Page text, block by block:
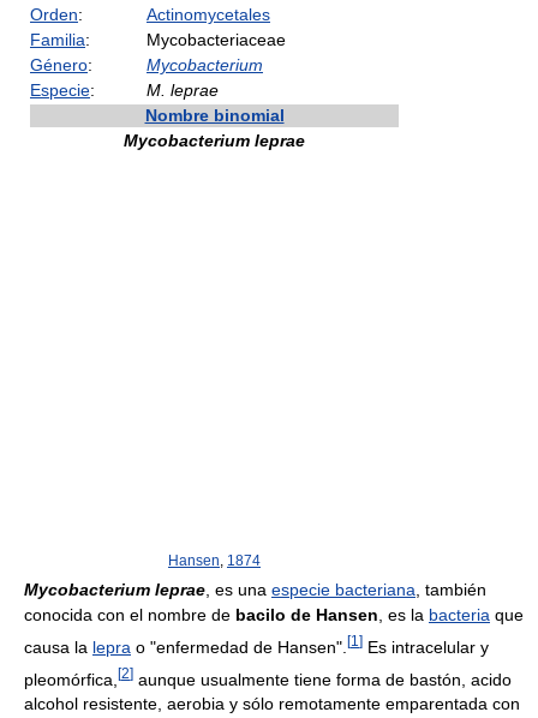
Orden:
Actinomycetales
Familia:
Mycobacteriaceae
Género:
Mycobacterium
Especie:
M. leprae
Nombre binomial
Mycobacterium leprae
Hansen 1874
Mycobacterium leprae , es una especie bacteriana , también
conocida con el nombre de bacilo de Hansen , es la bacteria que
causa la lepra o "enfermedad de Hansen". [1 ] Es intracelular y
pleomórfica, [2] aunque usualmente tiene forma de bastón, acido
alcohol resistente, aerobia y sólo remotamente emparentada con